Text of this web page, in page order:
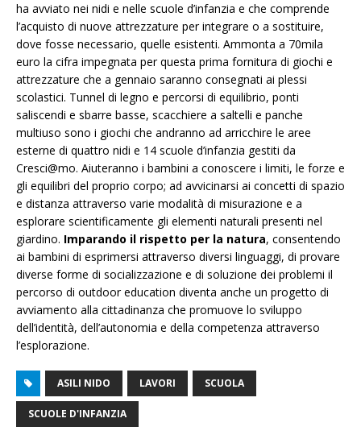
ha avviato nei nidi e nelle scuole d’infanzia e che comprende
l’acquisto di nuove attrezzature per integrare o a sostituire,
dove fosse necessario, quelle esistenti. Ammonta a 70mila
euro la cifra impegnata per questa prima fornitura di giochi e
attrezzature che a gennaio saranno consegnati ai plessi
scolastici. Tunnel di legno e percorsi di equilibrio, ponti
saliscendi e sbarre basse, scacchiere a saltelli e panche
multiuso sono i giochi che andranno ad arricchire le aree
esterne di quattro nidi e 14 scuole d’infanzia gestiti da
Cresci@mo. Aiuteranno i bambini a conoscere i limiti, le forze e
gli equilibri del proprio corpo; ad avvicinarsi ai concetti di spazio
e distanza attraverso varie modalità di misurazione e a
esplorare scientificamente gli elementi naturali presenti nel
giardino. Imparando il rispetto per la natura, consentendo
ai bambini di esprimersi attraverso diversi linguaggi, di provare
diverse forme di socializzazione e di soluzione dei problemi il
percorso di outdoor education diventa anche un progetto di
avviamento alla cittadinanza che promuove lo sviluppo
dell’identità, dell’autonomia e della competenza attraverso
l’esplorazione.
ASILI NIDO LAVORI SCUOLA
SCUOLE D'INFANZIA